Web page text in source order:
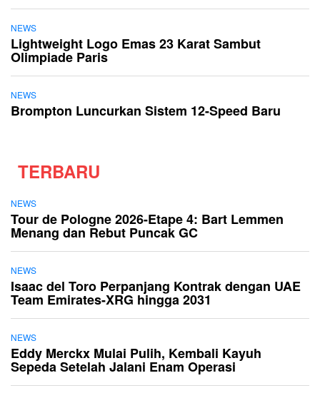
NEWS
Lightweight Logo Emas 23 Karat Sambut
Olimpiade Paris
NEWS
Brompton Luncurkan Sistem 12-Speed Baru
TERBARU
NEWS
Tour de Pologne 2026-Etape 4: Bart Lemmen
Menang dan Rebut Puncak GC
NEWS
Isaac del Toro Perpanjang Kontrak dengan UAE
Team Emirates-XRG hingga 2031
NEWS
Eddy Merckx Mulai Pulih, Kembali Kayuh
Sepeda Setelah Jalani Enam Operasi